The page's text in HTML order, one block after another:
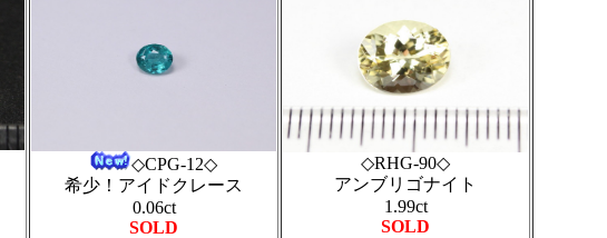
◇CPG-12◇
希少！アイドクレース
0.06ct
SOLD
◇RHG-90◇
アンブリゴナイト
1.99ct
SOLD